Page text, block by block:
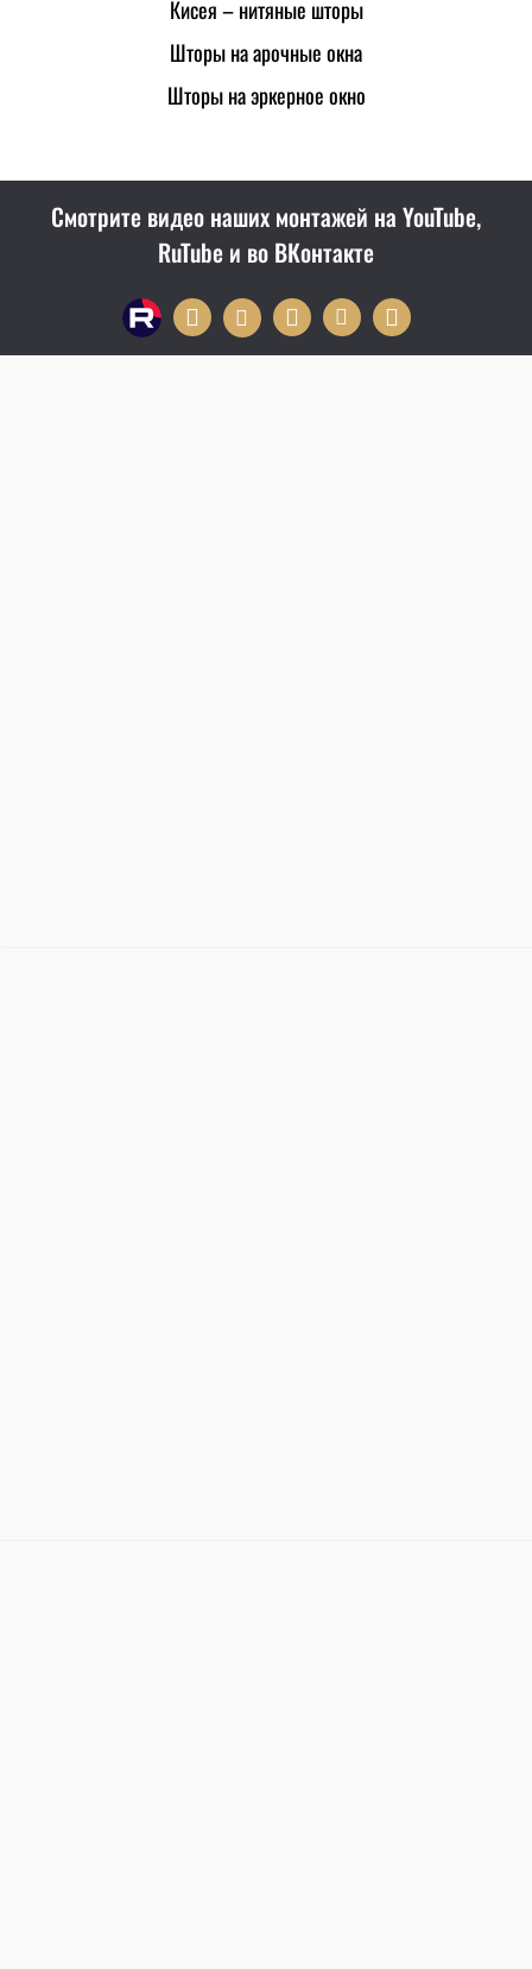
Кисея – нитяные шторы
Шторы на арочные окна
Шторы на эркерное окно
Смотрите видео наших монтажей на YouTube,
RuTube и во ВКонтакте